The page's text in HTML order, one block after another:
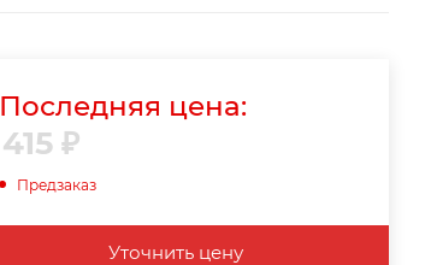
Последняя цена:
415₽
Предзаказ
Уточнить цену